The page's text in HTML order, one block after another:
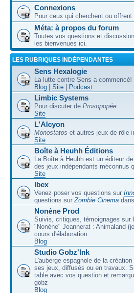
Connexions
Pour ceux qui cherchent ou
Méta: à propos du forum
Toutes vos questions et
les bienvenues ici.
LES RUBRIQUES INDÉPENDANTES
Sens Hexalogie
La lutte contre Sens a
Blog
Site Podcast
Limbic Systems
Pour discuter de Prosopopée.
Site
L'Alcyon
Monostatos et autres jeux de rôle
Site
Boîte à Heuhh Éditions
La Boîte à Heuhh est un éditeur
des jeux indépendants méconnus
Site
Ibex
Venez poser vos questions sur
questions surZombie Cinema
Nonène Prod
Suivis, critiques, témoignages sur
"Nonène" Jeannerat : Animaland
cours d'élaboration.
Blog
Studio Gobz'Ink
L'auberge espagnole de la
ses jeux, diffusés ou en travaux.
table avec vos question et
gobz
Blog